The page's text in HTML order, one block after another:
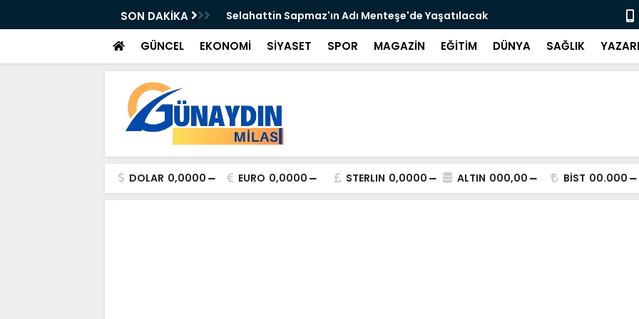
SON DAKİKA Selahattin Sapmaz'ın Adı Menteşe'de Yaşatılacak Emekli
GÜNCEL EKONOMİ SİYASET SPOR MAGAZİN EĞİTİM DÜNYA SAĞLIK
DOLAR 0,0000 EURO 0,0000 STERLIN 0,0000 ALTIN 000,00 BİST 00.000